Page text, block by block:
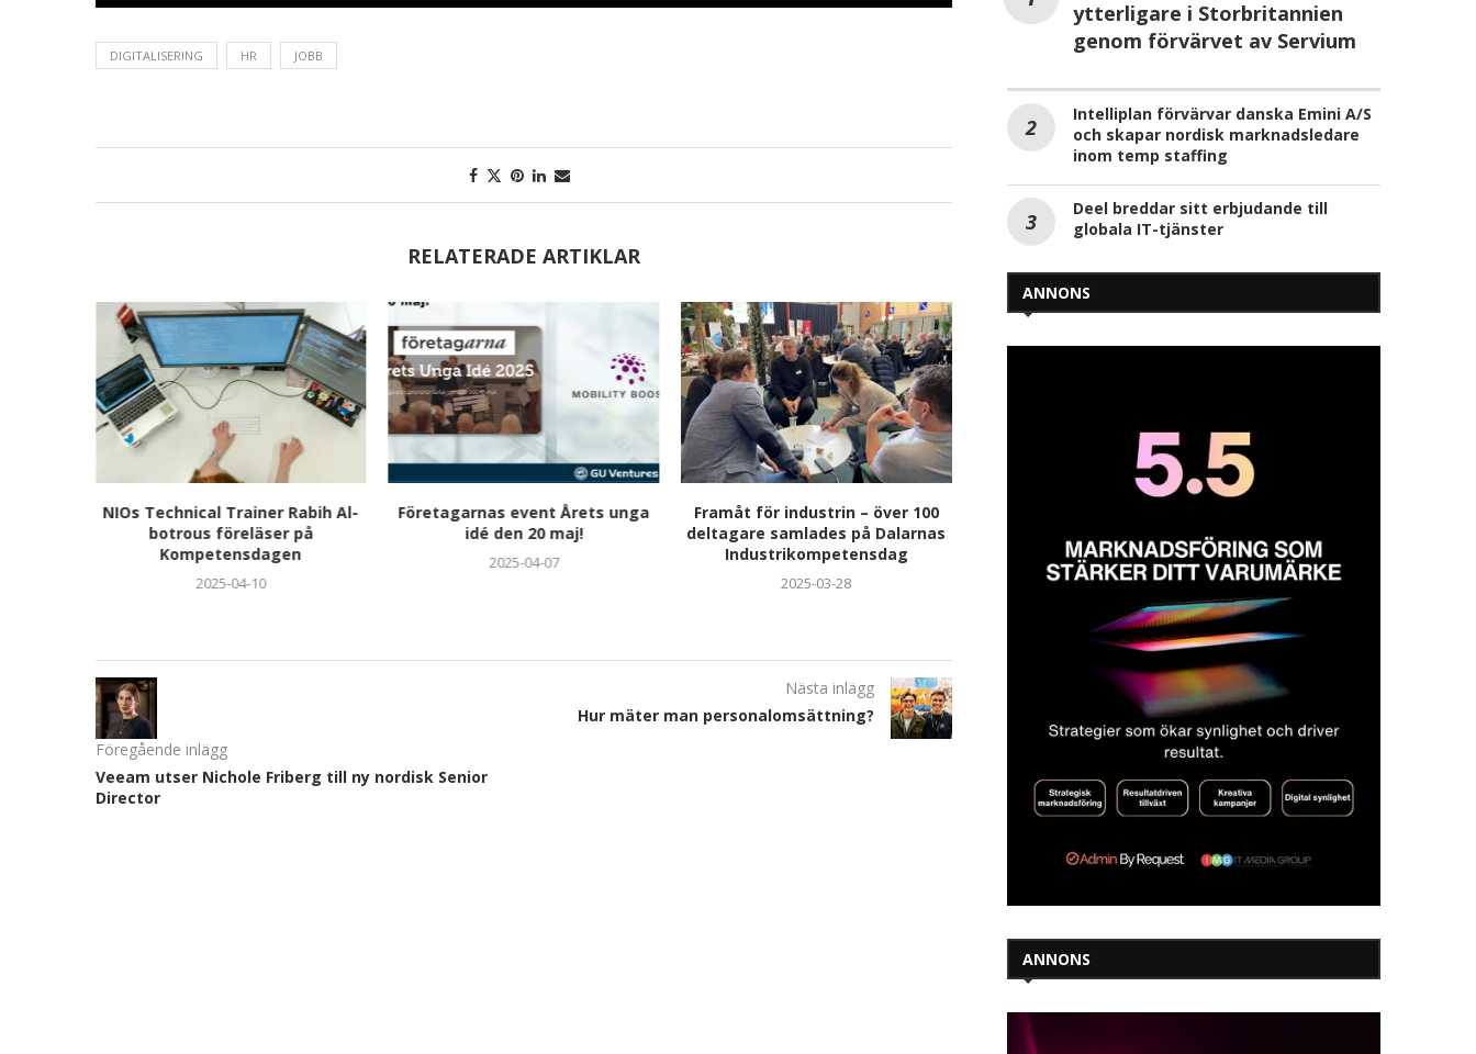
DIGITALISERING HR JOBB
RELATERADE ARTIKLAR
NIOs Technical Trainer Rabih Al-
botrous föreläser på
Kompetensdagen
2025-04-10
Företagarnas event Årets unga
idé den 20 maj!
2025-04-07
Framåt för industrin – över 100
deltagare samlades på Dalarnas
Industrikompetensdag
2025-03-28
2025-03-27
Föregående inlägg
Veeam utser Nichole Friberg till ny nordisk Senior
Director
Nästa inlägg
Hur mäter man personalomsättning?
ytterligare i Storbritannien
genom förvärvet av Servium
Intelliplan förvärvar danska Emini A/S
och skapar nordisk marknadsledare
inom temp staffing
Deel breddar sitt erbjudande till
globala IT-tjänster
ANNONS
ANNONS